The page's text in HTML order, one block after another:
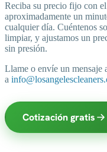
Reciba su precio fijo con
aproximadamente un
cualquier día. Cuéntenos
limpiar, y ajustamos un
sin presión.
Llame o envíe un mensaje
a
Cotización gratis